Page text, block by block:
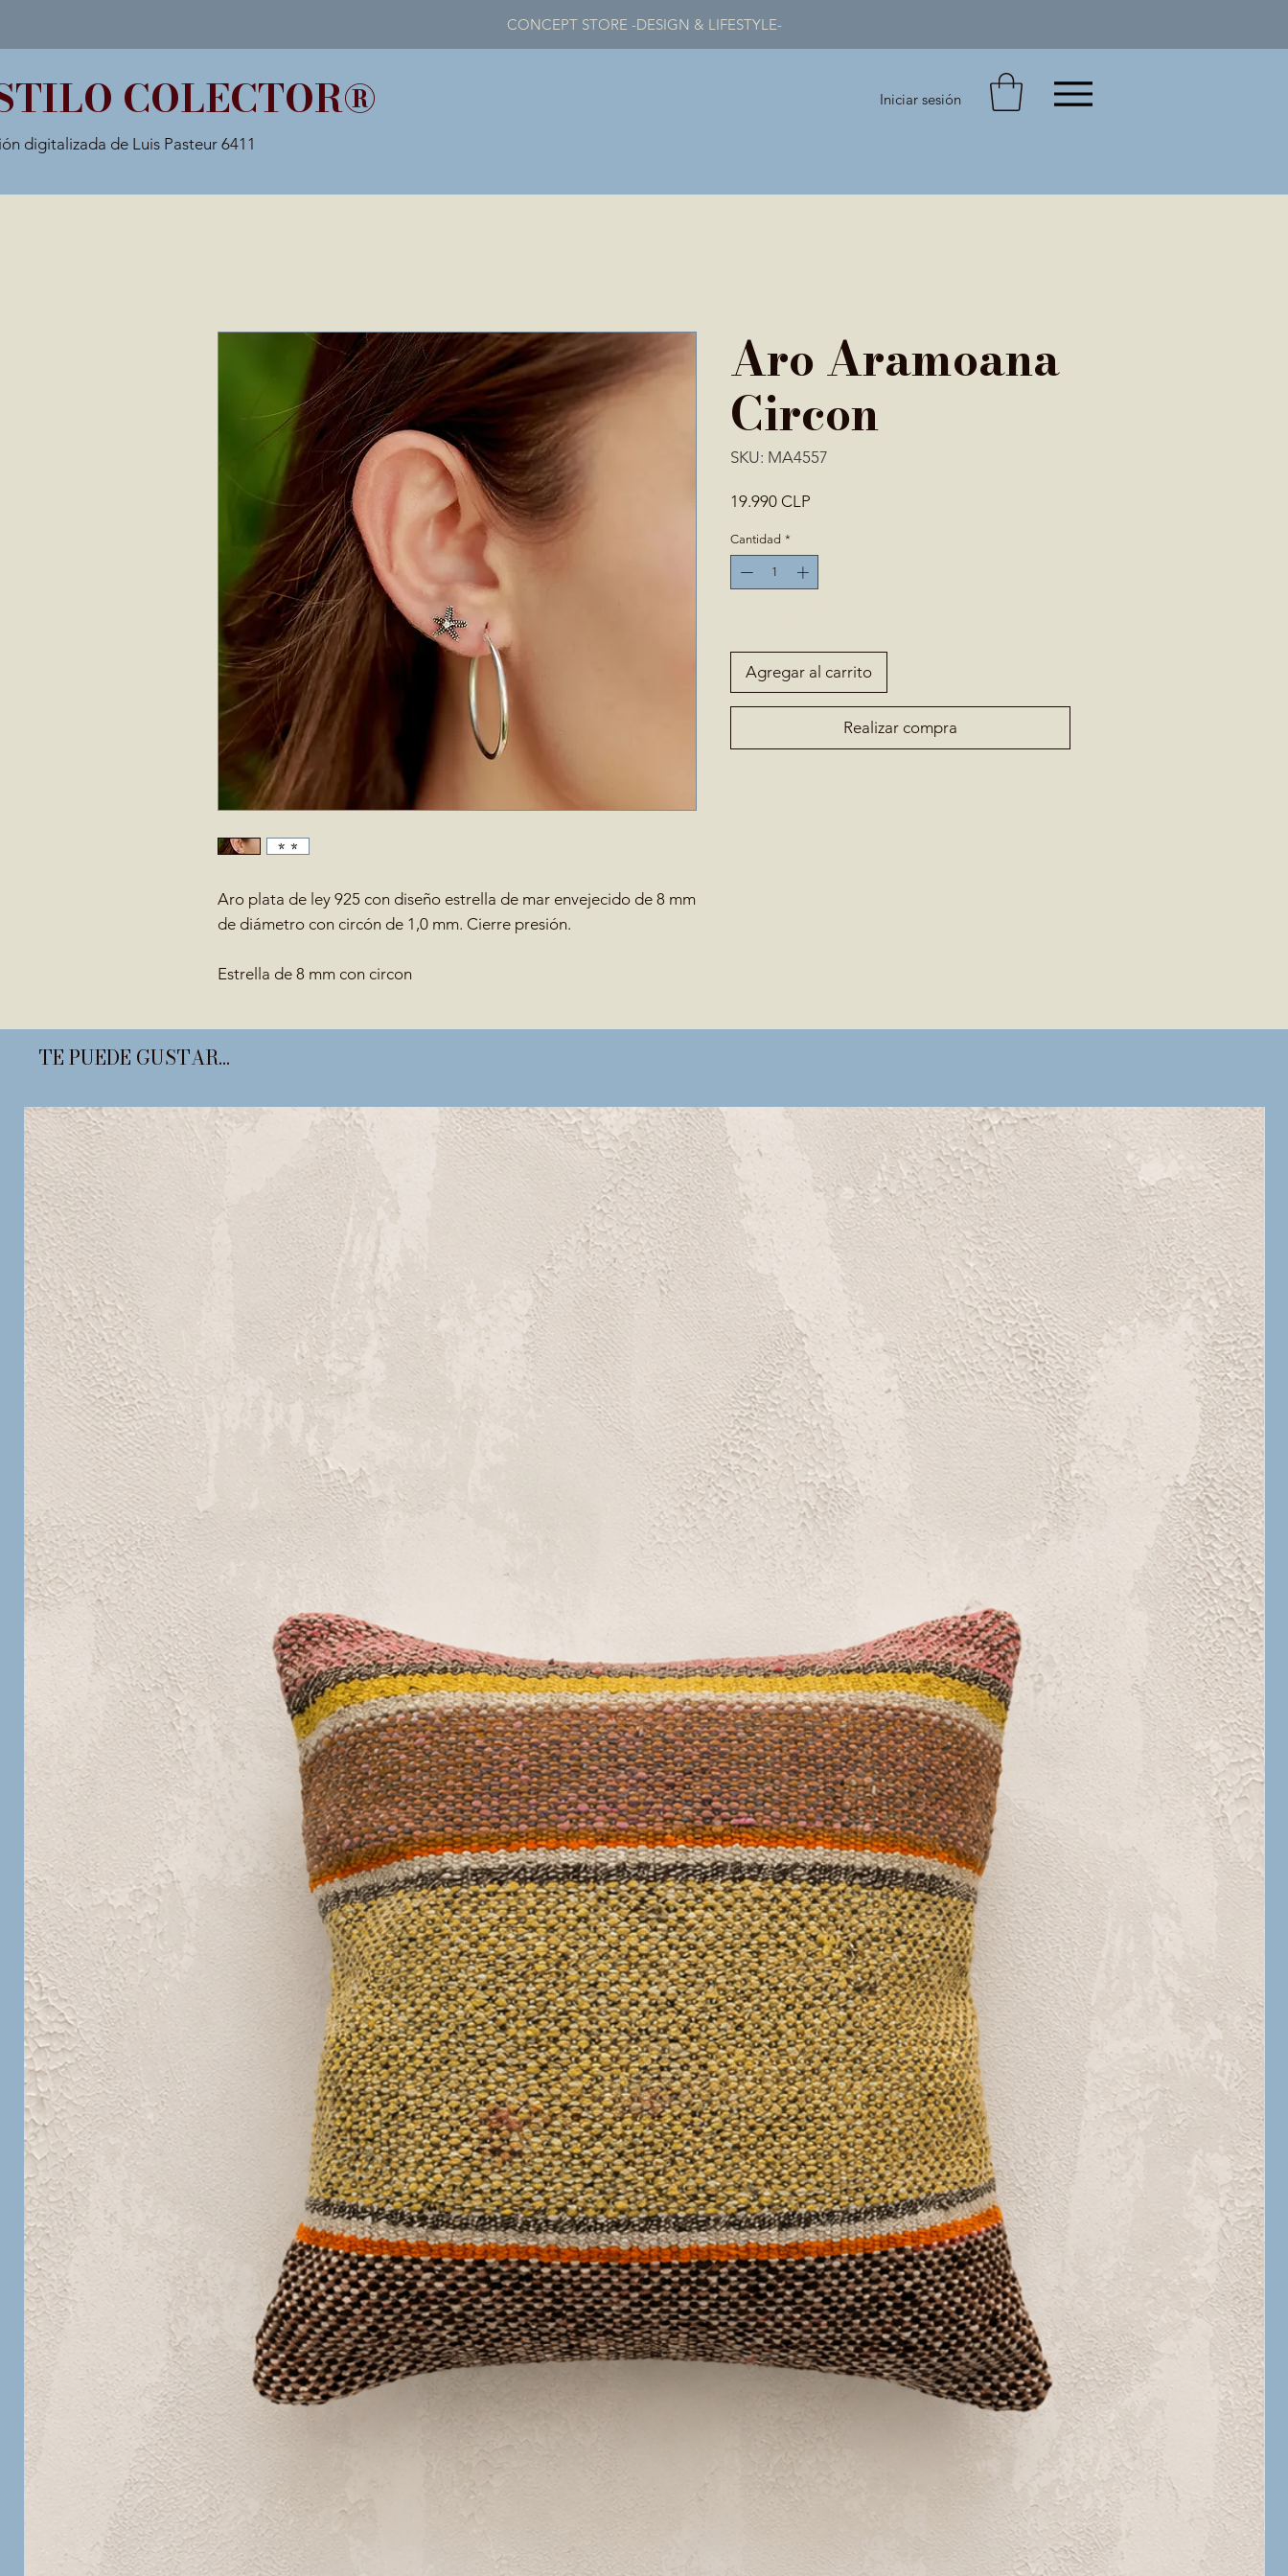
CONCEPT STORE -DESIGN & LIFESTYLE-
COLECTOR® Iniciar sesión
digitalizada de Luis Pasteur 6411
Aro plata de ley 925 con diseño estrella de mar envejecido de 8 mm
de diámetro con circón de 1,0 mm. Cierre presión.
Estrella de 8 mm con circon
Aro Aramoana
Circon
SKU: MA4557
19.990 CLP
Cantidad *
Agregar al carrito
Realizar compra
TE PUEDE GUSTAR...